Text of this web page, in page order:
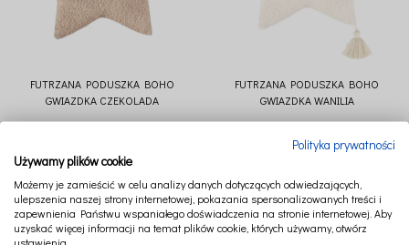
FUTRZANA PODUSZKA BOHO
GWIAZDKA CZEKOLADA
FUTRZANA PODUSZKA BOHO
GWIAZDKA WANILIA
Polityka prywatności
Używamy plików cookie
Możemy je zamieścić w celu analizy danych dotyczących odwiedzających,
ulepszenia naszej strony internetowej, pokazania spersonalizowanych treści i
zapewnienia Państwu wspaniałego doświadczenia na stronie internetowej. Aby
uzyskać więcej informacji na temat plików cookie, których używamy, otwórz
ustawienia.